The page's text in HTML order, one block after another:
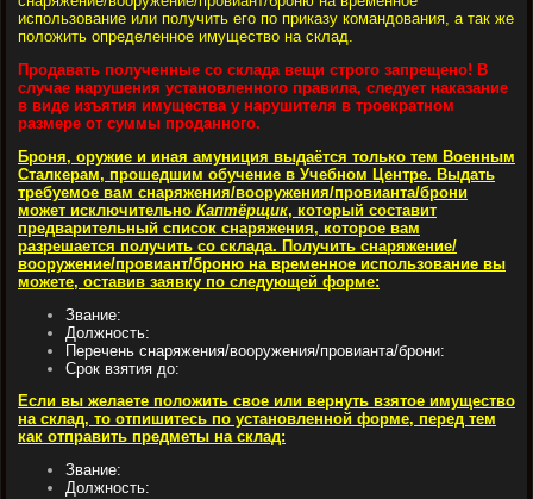
использование или получить его по приказу командования, а так же
положить определенное имущество на склад.
Продавать полученные со склада вещи строго запрещено! В
случае нарушения установленного правила, следует наказание
в виде изъятия имущества у нарушителя в троекратном
размере от суммы проданного.
Броня, оружие и иная амуниция выдаётся только тем Военным
Сталкерам, прошедшим обучение в Учебном Центре. Выдать
требуемое вам снаряжения/вооружения/провианта/брони
может исключительно Каптёрщик, который составит
предварительный список снаряжения, которое вам
разрешается получить со склада. Получить снаряжение/
вооружение/провиант/броню на временное использование вы
можете, оставив заявку по следующей форме:
Звание:
Должность:
Перечень снаряжения/вооружения/провианта/брони:
Срок взятия до:
Если вы желаете положить свое или вернуть взятое имущество
на склад, то отпишитесь по установленной форме, перед тем
как отправить предметы на склад:
Звание:
Должность: